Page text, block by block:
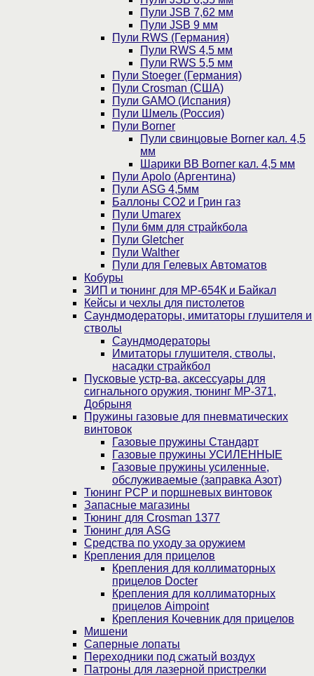
Пули JSB 7,62 мм
Пули JSB 9 мм
Пули RWS (Германия)
Пули RWS 4,5 мм
Пули RWS 5,5 мм
Пули Stoeger (Германия)
Пули Crosman (США)
Пули GAMO (Испания)
Пули Шмель (Россия)
Пули Borner
Пули свинцовые Borner кал. 4,5
мм
Шарики BB Borner кал. 4,5 мм
Пули Apolo (Аргентина)
Пули ASG 4,5мм
Баллоны CO2 и Грин газ
Пули Umarex
Пули 6мм для страйкбола
Пули Gletcher
Пули Walther
Пули для Гелевых Автоматов
Кобуры
ЗИП и тюнинг для МР-654К и Байкал
Кейсы и чехлы для пистолетов
Саундмодераторы, имитаторы глушителя и
стволы
Саундмодераторы
Имитаторы глушителя, стволы,
насадки страйкбол
Пусковые устр-ва, аксессуары для
сигнального оружия, тюнинг МР-371,
Добрыня
Пружины газовые для пневматических
винтовок
Газовые пружины Стандарт
Газовые пружины УСИЛЕННЫЕ
Газовые пружины усиленные,
обслуживаемые (заправка Азот)
Тюнинг PCP и поршневых винтовок
Запасные магазины
Тюнинг для Crosman 1377
Тюнинг для ASG
Средства по уходу за оружием
Крепления для прицелов
Крепления для коллиматорных
прицелов Docter
Крепления для коллиматорных
прицелов Aimpoint
Крепления Кочевник для прицелов
Мишени
Саперные лопаты
Переходники под сжатый воздух
Патроны для лазерной пристрелки